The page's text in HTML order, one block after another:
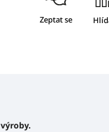
Zeptat se